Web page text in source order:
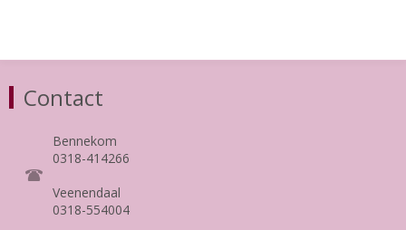
Contact
Bennekom
0318-414266
Veenendaal
0318-554004